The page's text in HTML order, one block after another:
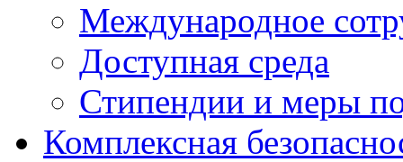
Международное
Доступная среда
Стипендии и меры
Комплексная